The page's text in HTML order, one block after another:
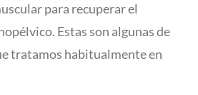
para recuperar el
Estas son algunas de
tratamos habitualmente en